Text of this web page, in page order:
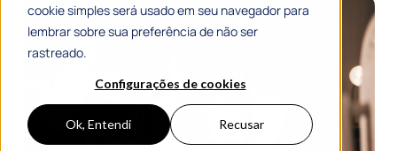
cookie simples será usado em seu navegador para
lembrar sobre sua preferência de não ser
rastreado.
Configurações de cookies
Ok, Entendi Recusar